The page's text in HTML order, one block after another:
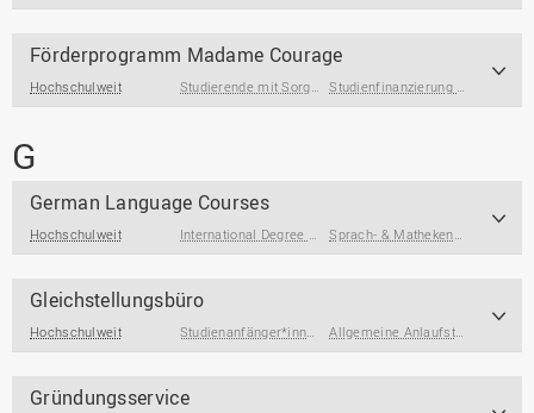
Förderprogramm Madame Courage
Hochschulweit Studierende mit Sorgeverantwortung Studienfinanzierung & Wohnen
G
German Language Courses
Hochschulweit International Degree Seeking Students ,International
Sprach- & Mathekenntnisse
Gleichstellungsbüro
Hochschulweit Studienanfänger*innen Studierende ,Studierende am
Allgemeine Anlaufstellen
Gründungsservice